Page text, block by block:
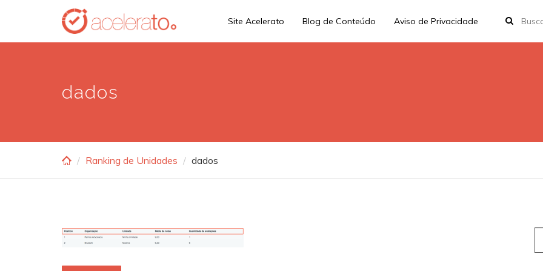
main
Site Acelerato Blog de Conteúdo Aviso de Privacidade
dados
Ranking de Unidades dados